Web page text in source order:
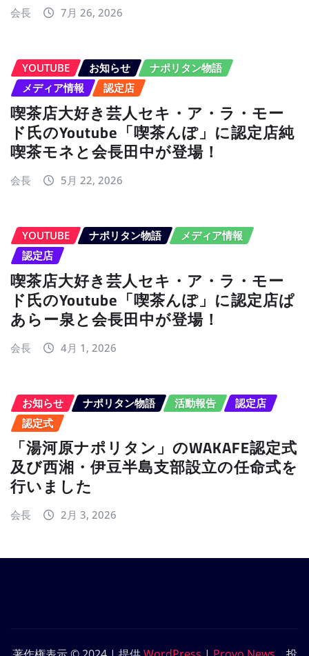
会長 7月 26, 2026
YOUTUBE お知らせ
ナポリタン物語
メディア情報
認定店
喫茶店大好き芸人セキ・ア・ラ・モー
ド氏のYoutube「喫茶んぽ」に認定店純
喫茶モネと会長田中が登場！
会長 5月 22, 2026
YOUTUBE ナポリタン物語
メディア情報
認定店
喫茶店大好き芸人セキ・ア・ラ・モー
ド氏のYoutube「喫茶んぽ」に認定店ぱ
あらー泉と会長田中が登場！
会長 4月 1, 2026
お知らせ ナポリタン物語 活動報告
認定店
認定式
「湯河原ナポリタン」のWAKAFE認定式
及び西湘・伊豆半島支部設立の任命式を
行いました
会長 2月 3, 2026